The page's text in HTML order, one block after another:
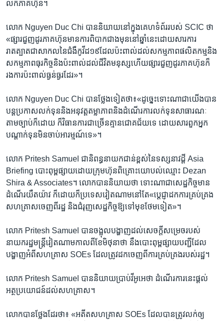
លក់​ភាគហ៊ុន។​
លោក ​Nguyen Duc Chi ​បាន​និយាយ​នៅ​ក្នុង​គេហទំព័រ​របស់ ​SCIC ​ថា​
«ផ្សារ​ជួញ​ដូរ​ភាគហ៊ុន​មាន​ការ​ពិបាក​ជាង​មុន​នៅ​ឆ្នាំ​នេះ​ដោយសារ​ការ​
រាតត្បាត​ជា​សាកល​នៃ​ជំងឺ​កូវីដ១៩​ដែល​ប៉ះពាល់​ដល់​សកម្មភាព​ផលិតកម្ម​និង​
សកម្មភាព​ធុរកិច្ច​និង​ប៉ះពាល់​ដល់​ជីវិត​មនុស្ស​ហើយ​ផ្សារ​ជួញដូរ​ភាគហ៊ុន​ក៏​
រង​ការ​ប៉ះពាល់​ធ្ងន់ធ្ងរ​ដែរ»។​
លោក​ Nguyen Duc Chi ​បាន​ថ្លែង​ទៀត​ថា៖​«ដូច្នេះ​ទោះណា​ជា​យើង​បាន​
បន្ត​ប្រកាស​លក់​ទុន​និង​អនុវត្ត​តម្លាភាព​និង​ដំណើរការ​លក់​ទុន​សាធារណៈ​
តាម​ច្បាប់​ក៏​ដោយ​ ក៏​វិធានការ​ជា​ច្រើន​គ្មាន​ជោគជ័យ​ទេ​ ដោយសារ​ពួក​អ្នក​
បណ្តាក់​ទុន​មិន​ចាប់​អារម្មណ៍​ទេ»។​
លោក​ Pritesh Samuel ​ជា​និពន្ធ​នាយក​ជាន់ខ្ពស់​នៃ​ទស្សនាវដ្តី​ Asia
Briefing ​បោះពុម្ព​ផ្សាយ​ដោយ​ក្រុម​ហ៊ុន​ពិគ្រោះ​យោបល់​ឈ្មោះ Dezan
Shira & Associates។​ លោក​បាន​និយាយ​ថា ​ទោះ​ណា​ជា​សេដ្ឋកិច្ច​មាន​
ដំណើរ​យឺតយ៉ាវ ក៏​ដោយក៏​ប្រទេស​វៀតណាម​នៅ​តែ«ប្តេជ្ញា​ដក​ការ​គ្រប់​គ្រង​
សហគ្រាស​ចេញ​ពី​រដ្ឋ ​និង​ជំរុញ​សេដ្ឋកិច្ច​ឱ្យ​ទៅ​មុខ​ថែម​ទៀត»។
លោក​ Pritesh Samuel ​បាន​ចង្អុល​បង្ហាញ​ដល់​សេចក្តី​សម្រេច​របស់​
នាយក​រដ្ឋមន្ត្រី​វៀតណាម​កាល​ពី​ខែ​មិថុនា​ថា​ នឹង​បោះពុម្ព​ផ្សាយ​បញ្ជី​ដែល​
បង្ហាញ​អំពី​សហគ្រាស​ SOEs ​ដែល​ត្រូវ​ដក​ចេញ​ពី​ការ​គ្រប់គ្រង​របស់​រដ្ឋ។
លោក​ Pritesh Samuel​ បាន​និយាយ​ប្រាប់​វីអូអេ​ថា​ ដំណើរការ​នេះ​ផ្តល់​
អត្ថ​ប្រយោជន៍​ដល់​សហគ្រាស។​
លោក​បាន​ថ្លែង​ដែរ​ថា៖​ «អតីត​សហគ្រាស​ SOEs ​ដែល​បាន​ត្រូវ​លក់​ឲ្យ​